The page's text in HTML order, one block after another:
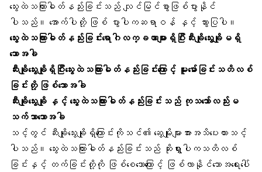
သွေးထဲသကြားဓါတ်နည်းခြင်းသည် လျင်မြင်စွာဖြစ်ပွားနိုင်
ပါသည်။ အောက်ပါတို့ ဖြစ် ပွားပါကဆရာဝန် နှင့် သွားပြပါ။
သွေးထဲသကြားဓါတ်နည်းခြင်းရောဂါလက္ခဏာများရှိပြီးဆီးချိုသွေးချိုမရှိ
သောအခါ
ဆီးချိုသွေးချိုရှိပြီးသွေးထဲသကြားဓါတ်နည်းခြင်းကြောင့် မူးမော်ခြင်းသတိလစ်
ခြင်းတို့ ဖြစ်သောအခါ
ဆီးချိုသွေးချို နှင့် သွေးထဲသကြားဓါတ်နည်းခြင်းသည် ကုသသော်လည်းမ
သက်သာသောအခါ
သင့်တွင် ဆီးချိုသွေးချိုရှိကြောင်းကိုသင်၏ ဆွေမျိုးများအားအသိပေးထားသင့်
ပါသည်။ သွေးထဲသကြားဓါတ်နည်းခြင်းသည် ဆိုးရွှားပါကသတိလစ်
ခြင်းနှင့် တက်ခြင်းတို့ကို ဖြစ်စေသောကြောင့် ဖြစ်လာနိုင်သောအရေးပေါ်